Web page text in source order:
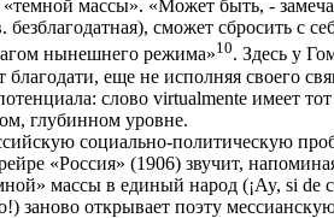
массы». «Может быть, -
сможет сбросить с
нынешнего режима»10. Здесь у
еще не исполняя своего
слово virtualmente имеет
глубинном уровне.
социально-политическую
«Россия» (1906) звучит,
массы в единый народ (¡Ay, si de
заново открывает поэту